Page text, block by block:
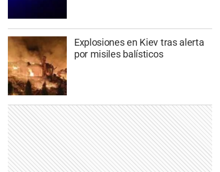
Explosiones en Kiev tras alerta
por misiles balísticos